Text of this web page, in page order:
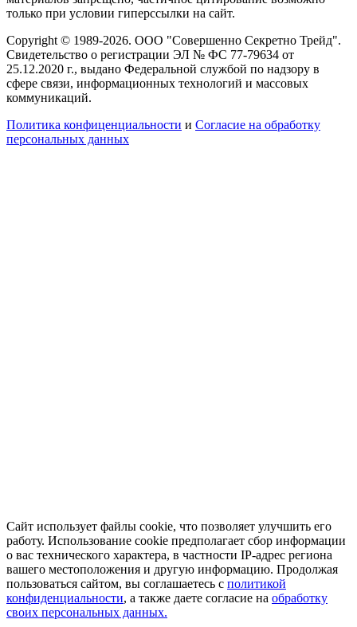
только при условии гиперссылки на сайт.
Copyright © 1989-2026. ООО "Совершенно Секретно Трейд".
Свидетельство о регистрации ЭЛ № ФС 77-79634 от
25.12.2020 г., выдано Федеральной службой по надзору в
сфере связи, информационных технологий и массовых
коммуникаций.
Политика конфиценциальности и Согласие на обработку
персональных данных
Сайт использует файлы cookie, что позволяет улучшить его
работу. Использование cookie предполагает сбор информации
о вас технического характера, в частности IP-адрес региона
вашего местоположения и другую информацию. Продолжая
пользоваться сайтом, вы соглашаетесь с политикой
конфиденциальности, а также даете согласие на обработку
своих персональных данных.